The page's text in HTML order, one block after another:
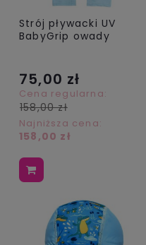
Strój pływacki UV
BabyGrip owady
75,00 zł
Cena regularna:
158,00 zł
Najniższa cena:
158,00 zł